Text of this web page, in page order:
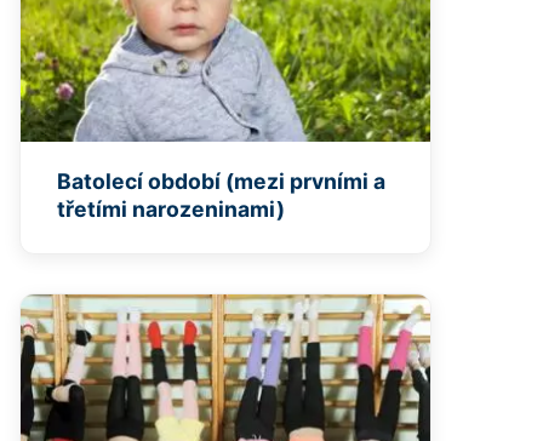
Batolecí období (mezi prvními a
třetími narozeninami)